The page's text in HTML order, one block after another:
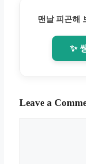
맨날 피곤해
✨
Leave a